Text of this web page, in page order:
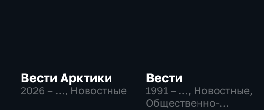
Вести Арктики
2026 – …, Новостные
Вести
1991 – …, Новостные,
Общественно-